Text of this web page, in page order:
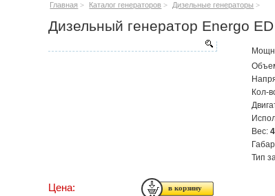
Главная > Каталог генераторов > Дизельные генераторы >
Дизельный генератор Energo
Кол-
Вес:
Тип
Цена: